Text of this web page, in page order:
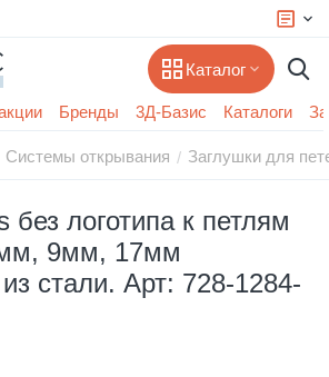
Каталог
Бренды 3Д-Базис Каталоги
Системы открывания / Заглушки для
логотипа к петлям
9мм, 17мм
из стали. Арт: 728-1284-